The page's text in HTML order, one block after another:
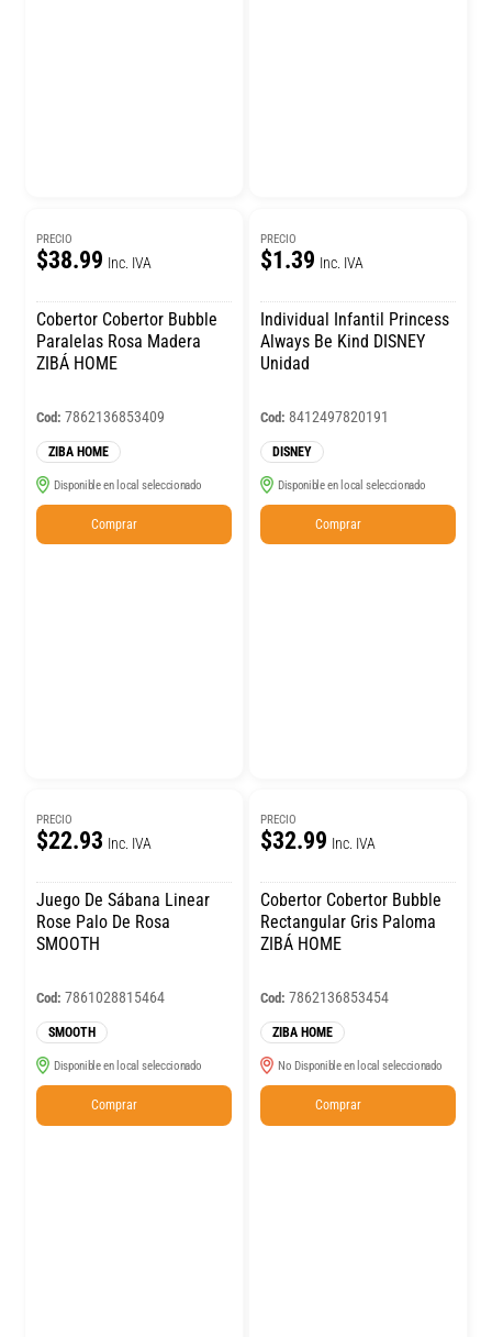
PRECIO
$38.99 Inc. IVA
Cobertor Cobertor Bubble
Paralelas Rosa Madera
ZIBÁ HOME
Cod: 7862136853409
ZIBA HOME
Disponible en local seleccionado
Comprar
PRECIO
$1.39 Inc. IVA
Individual Infantil Princess
Always Be Kind DISNEY
Unidad
Cod: 8412497820191
DISNEY
Disponible en local seleccionado
Comprar
PRECIO
$22.93 Inc. IVA
Juego De Sábana Linear
Rose Palo De Rosa
SMOOTH
Cod: 7861028815464
SMOOTH
Disponible en local seleccionado
Comprar
PRECIO
$32.99 Inc. IVA
Cobertor Cobertor Bubble
Rectangular Gris Paloma
ZIBÁ HOME
Cod: 7862136853454
ZIBA HOME
No Disponible en local seleccionado
Comprar